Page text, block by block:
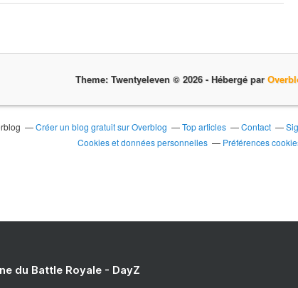
Theme: Twentyeleven © 2026 - Hébergé par
Créer un blog gratuit sur Overblog Top articles Contact
Cookies et données personnelles
Préférences
du Battle Royale - DayZ